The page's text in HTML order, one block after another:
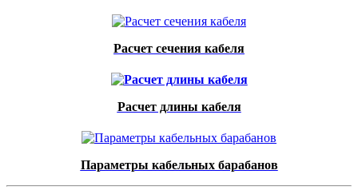
Расчет сечения кабеля
Расчет длины кабеля
Параметры кабельных барабанов